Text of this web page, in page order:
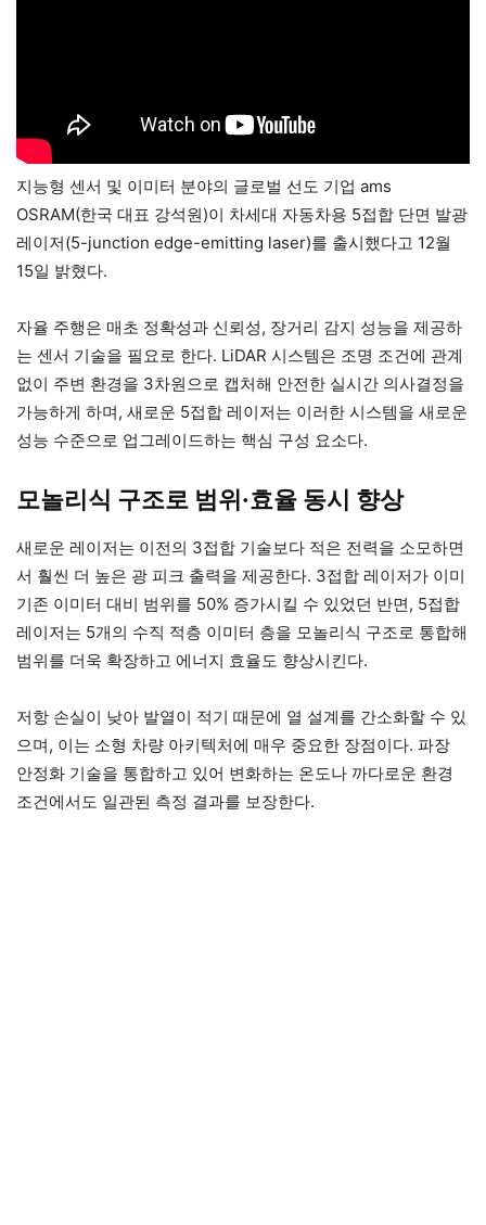
지능형 센서 및 이미터 분야의 글로벌 선도 기업 ams
OSRAM(한국 대표 강석원)이 차세대 자동차용 5접합 단면 발광
레이저(5-junction edge-emitting laser)를 출시했다고 12월
15일 밝혔다.
자율 주행은 매초 정확성과 신뢰성, 장거리 감지 성능을 제공하
는 센서 기술을 필요로 한다. LiDAR 시스템은 조명 조건에 관계
없이 주변 환경을 3차원으로 캡처해 안전한 실시간 의사결정을
가능하게 하며, 새로운 5접합 레이저는 이러한 시스템을 새로운
성능 수준으로 업그레이드하는 핵심 구성 요소다.
모놀리식 구조로 범위·효율 동시 향상
새로운 레이저는 이전의 3접합 기술보다 적은 전력을 소모하면
서 훨씬 더 높은 광 피크 출력을 제공한다. 3접합 레이저가 이미
기존 이미터 대비 범위를 50% 증가시킬 수 있었던 반면, 5접합
레이저는 5개의 수직 적층 이미터 층을 모놀리식 구조로 통합해
범위를 더욱 확장하고 에너지 효율도 향상시킨다.
저항 손실이 낮아 발열이 적기 때문에 열 설계를 간소화할 수 있
으며, 이는 소형 차량 아키텍처에 매우 중요한 장점이다. 파장
안정화 기술을 통합하고 있어 변화하는 온도나 까다로운 환경
조건에서도 일관된 측정 결과를 보장한다.